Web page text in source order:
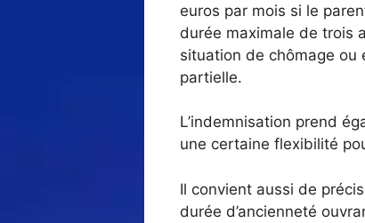
euros par mois si le
durée maximale de trois
situation de chômage ou
partielle.
L’indemnisation prend
une certaine flexibilité
Il convient aussi de
durée d’ancienneté